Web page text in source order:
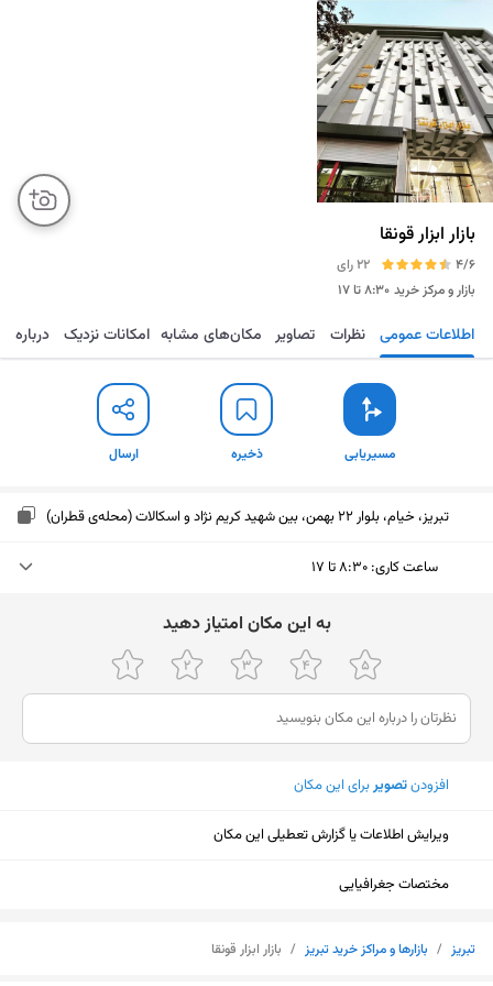
بازار ابزار قونقا
4/6
22 رای
بازار و مرکز خرید ۸:۳۰ تا ۱۷
مسیریابی ذخیره ارسال اطلاعات عمومی نظرات تصاویر مکان‌های مشابه امکانات نزدیک درباره
مسیریابی ذخیره ارسال
تبریز، خیام، بلوار 22 بهمن، بین شهید کریم نژاد و اسکالات (محله‌ی قطران)
ساعت کاری: ۸:۳۰ تا ۱۷
جمعه
تعطیل
شنبه
۸:۳۰ تا ۱۷
یکشنبه
دوشنبه
سه‌شنبه
ﺑﻪ اﯾﻦ ﻣﮑﺎن اﻣﺘﯿﺎز دﻫﯿﺪ
افزودنتصویربرای این مکان
ویرایش اطلاعات یا گزارش تعطیلی این مکان
مختصات جغرافیایی
تبریز / بازارها و مراکز خرید تبریز / بازار ابزار قونقا